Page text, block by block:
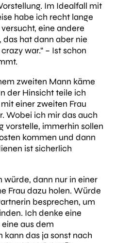
Im Idealfall mit
habe ich recht lange
eine andere
hat dann aber nie
war.“ – Ist schon
zweiten Mann käme
der Hinsicht teile ich
einer zweiten Frau
Wobei ich mir das auch
vorstelle, immerhin sollen
kommen und dann
ist sicherlich
würde, dann nur in einer
Frau dazu holen. Würde
besprechen, um
Ich denke eine
aus dem
kann das ja sonst nach